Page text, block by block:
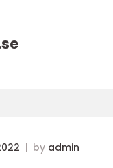
se
by admin